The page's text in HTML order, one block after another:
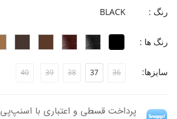
رنگ : BLACK
رنگ ها :
سایزها: 36
37
38
39
40
پرداخت قسطی و اعتباری با اسنپ‌پی